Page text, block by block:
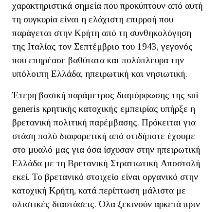
χαρακτηριστικά σημεία που προκύπτουν από αυτή
τη συγκυρία είναι η ελάχιστη επιρροή που
παράγεται στην Κρήτη από τη συνθηκολόγηση
της Ιταλίας τον Σεπτέμβριο του 1943, γεγονός
που επηρέασε βαθύτατα και πολύπλευρα την
υπόλοιπη Ελλάδα, ηπειρωτική και νησιωτική.
Έτερη βασική παράμετρος διαμόρφωσης της sui
generis κρητικής κατοχικής εμπειρίας υπήρξε η
βρετανική πολιτική παρέμβασης. Πρόκειται για
στάση πολύ διαφορετική από οτιδήποτε έχουμε
στο μυαλό μας για όσα ίσχυσαν στην ηπειρωτική
Ελλάδα με τη Βρετανική Στρατιωτική Αποστολή
εκεί. Το βρετανικό στοιχείο είναι οργανικό στην
κατοχική Κρήτη, κατά περίπτωση μάλιστα με
ολιστικές διαστάσεις. Όλα ξεκινούν αρκετά πριν